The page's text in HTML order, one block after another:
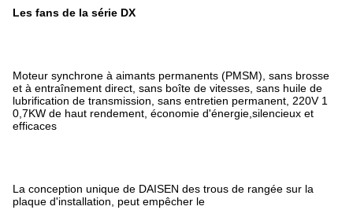
Les fans de la série DX
Moteur synchrone à aimants permanents (PMSM), sans brosse
et à entraînement direct, sans boîte de vitesses, sans huile de
lubrification de transmission, sans entretien permanent, 220V 1
0,7KW de haut rendement, économie d'énergie,silencieux et
efficaces
La conception unique de DAISEN des trous de rangée sur la
plaque d'installation, peut empêcher le